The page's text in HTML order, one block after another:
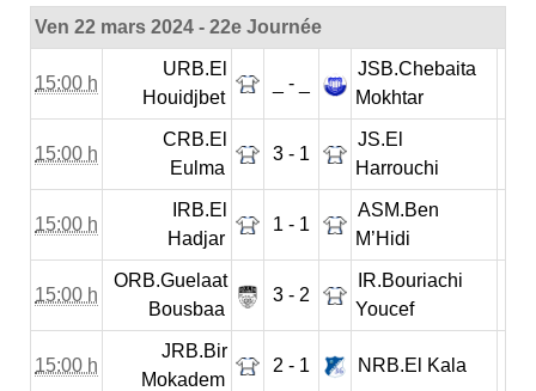
Ven 22 mars 2024 - 22e Journée
15:00 h
URB.El
Houidjbet
_ - _
JSB.Chebaita
Mokhtar
15:00 h
CRB.El
Eulma
3 - 1
JS.El
Harrouchi
15:00 h
IRB.El
Hadjar
1 - 1
ASM.Ben
M’Hidi
15:00 h
ORB.Guelaat
Bousbaa
3 - 2
IR.Bouriachi
Youcef
15:00 h
JRB.Bir
Mokadem
2 - 1 NRB.El Kala